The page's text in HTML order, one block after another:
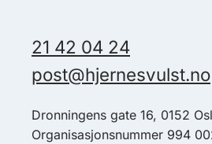
21 42 04 24
post@hjernesvulst.no
Dronningens gate 16, 0152
Organisasjonsnummer 994